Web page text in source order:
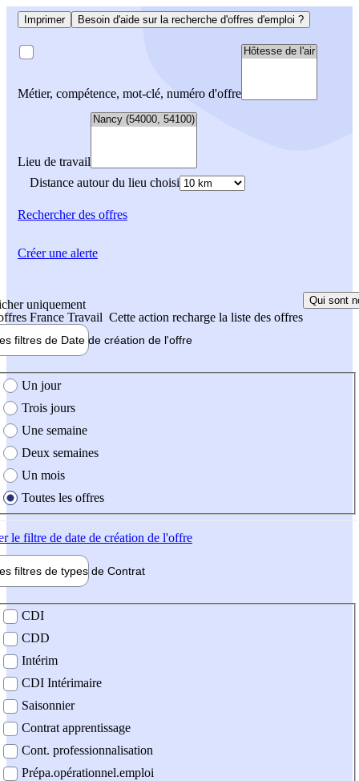
Imprimer Besoin d'aide sur la recherche d'offres d'emploi ?
Métier, compétence, mot-clé, numéro d'offre
Lieu de travail
Distance autour du lieu choisi
Rechercherdes offres
uniquement
France Travail Cette action recharge la liste des offres
Qui sont
filtres de Date de création de l'offre
création de l'offre
Un jour
Trois jours
Une semaine
Deux semaines
Un mois
Toutes les offres
le filtre de date de création de l'offre
filtres de types de Contrat
contrat
CDI
CDD
Intérim
CDI Intérimaire
Saisonnier
Contrat apprentissage
Cont. professionnalisation
Prépa.opérationnel.emploi
Créer une alerte